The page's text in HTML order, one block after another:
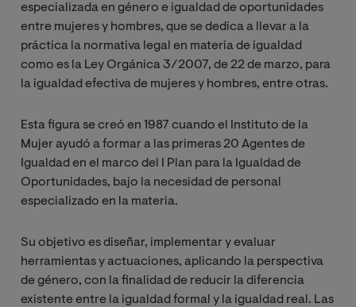
especializada en género e igualdad de oportunidades
entre mujeres y hombres, que se dedica a llevar a la
práctica la normativa legal en materia de igualdad
como es la Ley Orgánica 3/2007, de 22 de marzo, para
la igualdad efectiva de mujeres y hombres, entre otras.
Esta figura se creó en 1987 cuando el Instituto de la
Mujer ayudó a formar a las primeras 20 Agentes de
Igualdad en el marco del I Plan para la Igualdad de
Oportunidades, bajo la necesidad de personal
especializado en la materia.
Su objetivo es diseñar, implementar y evaluar
herramientas y actuaciones, aplicando la perspectiva
de género, con la finalidad de reducir la diferencia
existente entre la igualdad formal y la igualdad real. Las